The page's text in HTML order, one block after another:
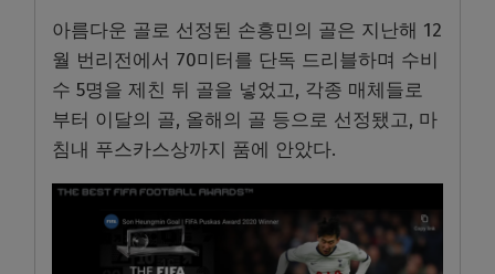
아름다운 골로 선정된 손흥민의 골은 지난해 12
월 번리전에서 70미터를 단독 드리블하며 수비
수 5명을 제친 뒤 골을 넣었고, 각종 매체들로
부터 이달의 골, 올해의 골 등으로 선정됐고, 마
침내 푸스카스상까지 품에 안았다.